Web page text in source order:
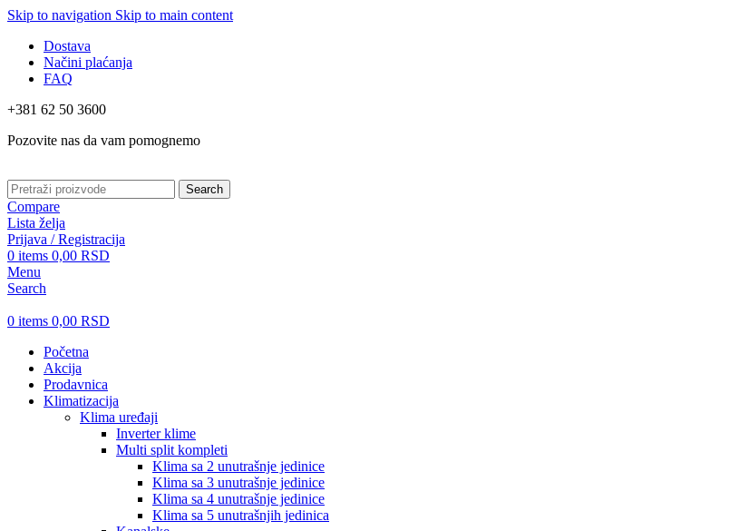
Skip to navigation Skip to main content
Dostava
Načini plaćanja
FAQ
+381 62 50 3600
Pozovite nas da vam pomognemo
Search
Compare
Lista želja
Prijava / Registracija
0 items 0,00 RSD
Menu
Search
0 items 0,00 RSD
Početna
Akcija
Prodavnica
Klimatizacija
Klima uređaji
Inverter klime
Multi split kompleti
Klima sa 2 unutrašnje jedinice
Klima sa 3 unutrašnje jedinice
Klima sa 4 unutrašnje jedinice
Klima sa 5 unutrašnjih jedinica